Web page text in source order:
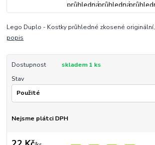
Lego Duplo - Kostky průhledné zkosené originální,
popis
Dostupnost
skladem 1 ks
Stav
Nejsme plátci DPH